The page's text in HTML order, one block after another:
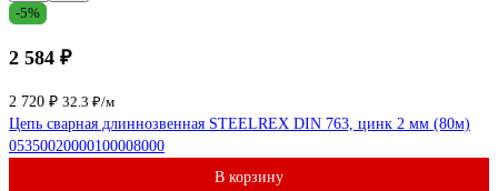
-5%
2 584 ₽
2 720 ₽ 32.3 ₽/м
Цепь сварная длиннозвенная STEELREX DIN 763, цинк 2 мм (80м)
05350020000100008000
В корзину